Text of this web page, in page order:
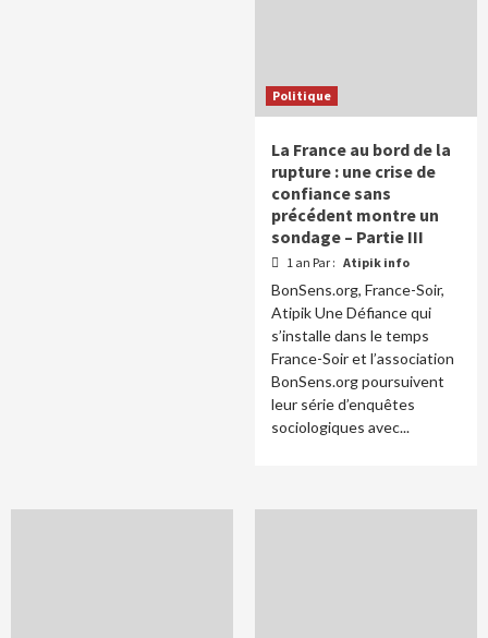
Politique
La France au bord de la
rupture : une crise de
confiance sans
précédent montre un
sondage – Partie III
1 an Par : Atipik info
BonSens.org, France-Soir,
Atipik Une Défiance qui
s’installe dans le temps
France-Soir et l’association
BonSens.org poursuivent
leur série d’enquêtes
sociologiques avec...